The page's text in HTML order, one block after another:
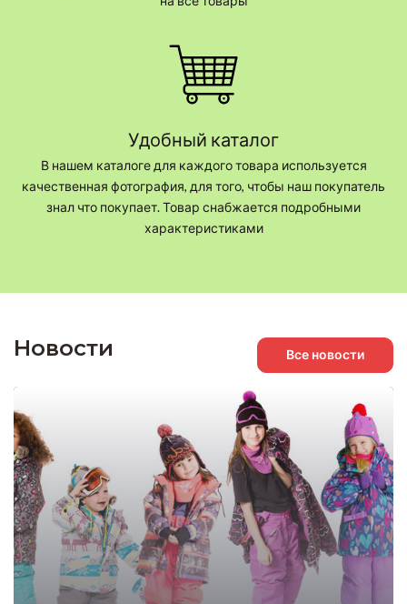
Удобный каталог
В нашем каталоге для каждого товара используется
качественная фотография, для того, чтобы наш покупатель
знал что покупает. Товар снабжается подробными
характеристиками
Новости Все новости